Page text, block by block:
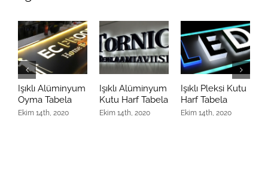
Işıklı Alüminyum
Oyma Tabela
Ekim 14th, 2020
Işıklı Alüminyum
Kutu Harf Tabela
Ekim 14th, 2020
Işıklı Pleksi Kutu
Harf Tabela
Ekim 14th, 2020